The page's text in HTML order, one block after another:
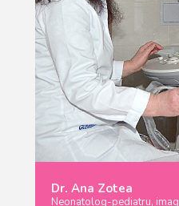
Dr. Ana Zotea
Neonatolog-pediatru,